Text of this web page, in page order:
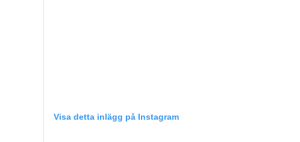
Visa detta inlägg på Instagram